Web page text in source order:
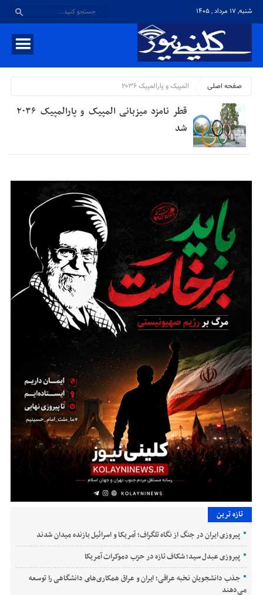
شنبه, ۱۷ مرداد , ۱۴۰۵
صفحه اصلی المپیک و پارالمپیک ۲۰۳۶
قطر نامزد میزبانی المپیک و پارالمپیک ۲۰۳۶
شد
تازه ترین
پیروزی ایران در جنگ از نگاه تلگراف؛ آمریکا و اسرائیل بازنده میدان شدند
پیروزی عبدل سید؛ شکاف تازه در حزب دموکرات آمریکا
جذب دانشجویان نخبه عراقی؛ ایران و عراق همکاری‌های دانشگاهی را توسعه
می‌دهند